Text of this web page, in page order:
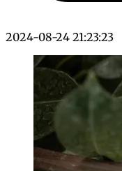
2024-08-24 21:23:23